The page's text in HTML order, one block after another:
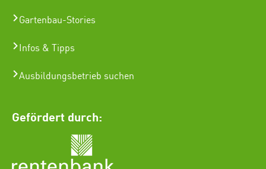
Gartenbau-Stories
Infos & Tipps
Ausbildungsbetrieb suchen
Gefördert durch: